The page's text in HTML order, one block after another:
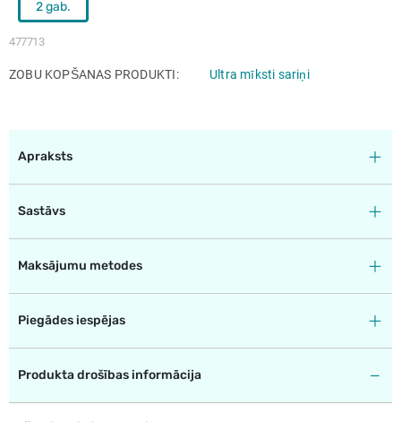
477713
2 gab.
ZOBU KOPŠANAS PRODUKTI Ultra mīksti sariņi
Apraksts
Sastāvs
Maksājumu metodes
Piegādes iespējas
Produkta drošības informācija